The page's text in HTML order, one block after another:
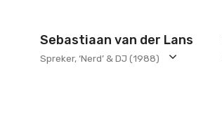
Sebastiaan van der Lans
Spreker, ‘Nerd’ & DJ (1988)